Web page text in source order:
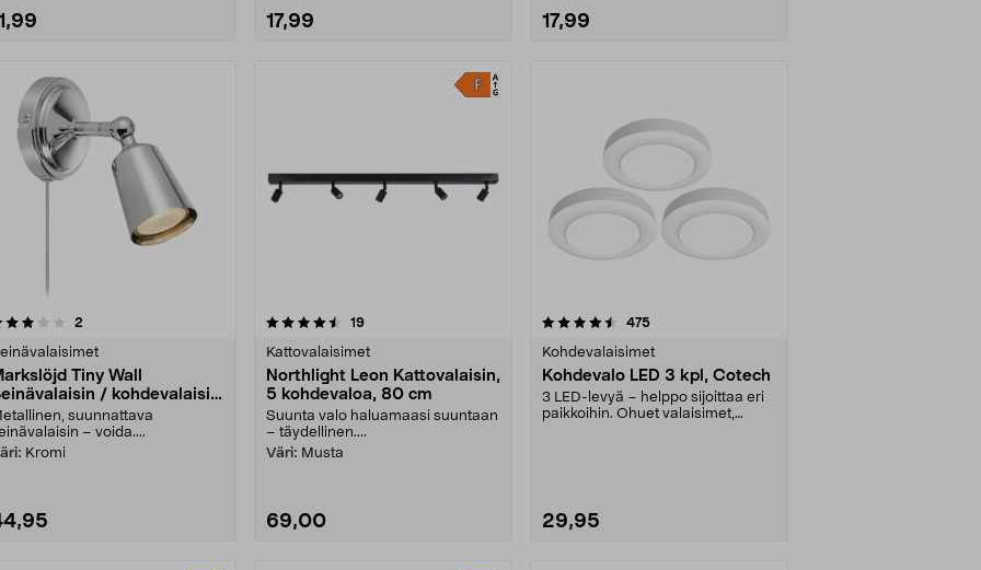
17,99 17,99
2
Tiny Wall
/ kohdevalaisin
säädettävä
suunnattava
– voida....
Kromi
4.5 viidestä
19arvostelut
Kattovalaisimet
Northlight Leon Kattovalaisin,
5 kohdevaloa, 80 cm
Suunta valo haluamaasi suuntaan
– täydellinen....
Väri: Musta
69,00
4.5 viidestä
475arvostelut
Kohdevalaisimet
Kohdevalo LED 3 kpl, Cotech
3 LED-levyä – helppo sijoittaa eri
paikkoihin. Ohuet valaisimet,
29,95